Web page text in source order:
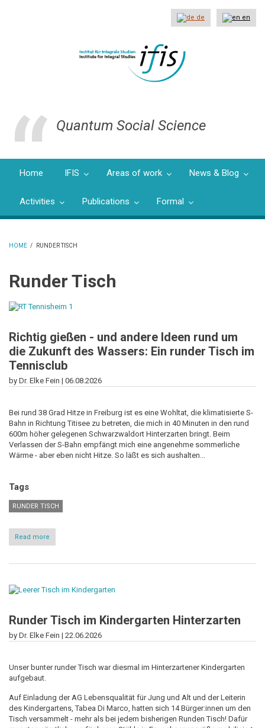
en
de
Quantum Social Science
Home IFIS Areas of work News & Blog
Activities Publications Formal
HOME / RUNDER TISCH
Runder Tisch
Richtig gießen - und andere Ideen rund um
die Zukunft des Wassers: Ein runder Tisch im
Tennisclub
by Dr. Elke Fein | 06.08.2026
Bei rund 38 Grad Hitze in Freiburg ist es eine Wohltat, die klimatisierte S-
Bahn in Richtung Titisee zu betreten, die mich in 40 Minuten in den rund
600m höher gelegenen Schwarzwaldort Hinterzarten bringt. Beim
Verlassen der S-Bahn empfängt mich eine angenehme sommerliche
Wärme - aber eben nicht Hitze. So läßt es sich aushalten...
Tags
RUNDER TISCH
Read more
Richtig
-
Ideen
die
Zukunft
des
Wassers:
Tisch
Runder Tisch im Kindergarten Hinterzarten
by Dr. Elke Fein | 22.06.2026
Unser bunter runder Tisch war diesmal im Hinterzartener Kindergarten
aufgebaut.
Auf Einladung der AG Lebensqualität für Jung und Alt und der Leiterin
des Kindergartens, Tabea Di Marco, hatten sich 14 Bürger:innen um den
Tisch versammelt - mehr als bei jedem bisherigen Runden Tisch! Dafür